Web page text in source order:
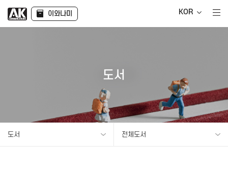
이와나미 KOR
도서
도서 전체도서